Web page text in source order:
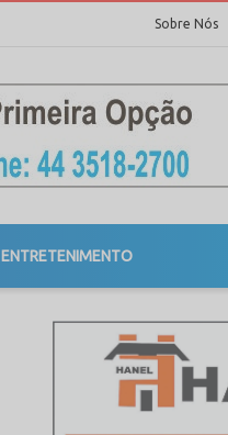
Sobre Nós
ENTRETENIMENTO